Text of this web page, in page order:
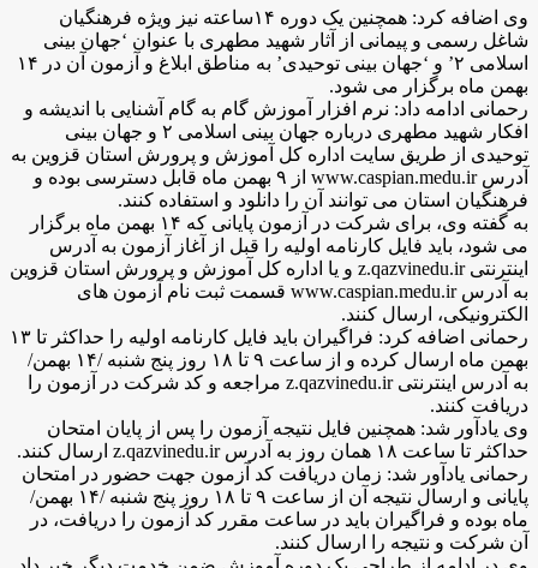
وی اضافه کرد: همچنین یک دوره ۱۴ساعته نیز ویژه فرهنگیان
شاغل رسمی و پیمانی از آثار شهید مطهری با عنوان ‘جهان بینی
اسلامی ۲’ و ‘جهان بینی توحیدی’ به مناطق ابلاغ و آزمون آن در ۱۴
بهمن ماه برگزار می شود.
رحمانی ادامه داد: نرم افزار آموزش گام به گام آشنایی با اندیشه و
افکار شهید مطهری درباره جهان بینی اسلامی ۲ و جهان بینی
توحیدی از طریق سایت اداره کل آموزش و پرورش استان قزوین به
آدرس www.caspian.medu.ir از ۹ بهمن ماه قابل دسترسی بوده و
فرهنگیان استان می توانند آن را دانلود و استفاده کنند.
به گفته وی، برای شرکت در آزمون پایانی که ۱۴ بهمن ماه برگزار
می شود، باید فایل کارنامه اولیه را قبل از آغاز آزمون به آدرس
اینترنتی z.qazvinedu.ir و یا اداره کل آموزش و پرورش استان قزوین
به آدرس www.caspian.medu.ir قسمت ثبت نام آزمون های
الکترونیکی، ارسال کنند.
رحمانی اضافه کرد: فراگیران باید فایل کارنامه اولیه را حداکثر تا ۱۳
بهمن ماه ارسال کرده و از ساعت ۹ تا ۱۸ روز پنج شنبه /۱۴ بهمن/
به آدرس اینترنتی z.qazvinedu.ir مراجعه و کد شرکت در آزمون را
دریافت کنند.
وی یادآور شد: همچنین فایل نتیجه آزمون را پس از پایان امتحان
حداکثر تا ساعت ۱۸ همان روز به آدرس z.qazvinedu.ir ارسال کنند.
رحمانی یادآور شد: زمان دریافت کد آزمون جهت حضور در امتحان
پایانی و ارسال نتیجه آن از ساعت ۹ تا ۱۸ روز پنج شنبه /۱۴ بهمن/
ماه بوده و فراگیران باید در ساعت مقرر کد آزمون را دریافت، در
آن شرکت و نتیجه را ارسال کنند.